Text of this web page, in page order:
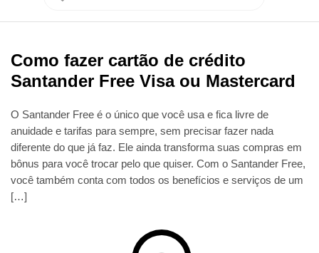
Como fazer cartão de crédito
Santander Free Visa ou Mastercard
O Santander Free é o único que você usa e fica livre de
anuidade e tarifas para sempre, sem precisar fazer nada
diferente do que já faz. Ele ainda transforma suas compras em
bônus para você trocar pelo que quiser. Com o Santander Free,
você também conta com todos os benefícios e serviços de um
[…]